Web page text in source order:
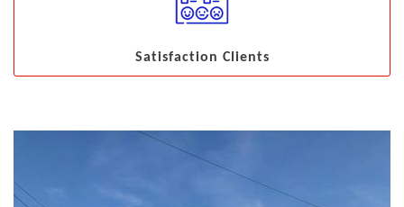
Satisfaction Clients